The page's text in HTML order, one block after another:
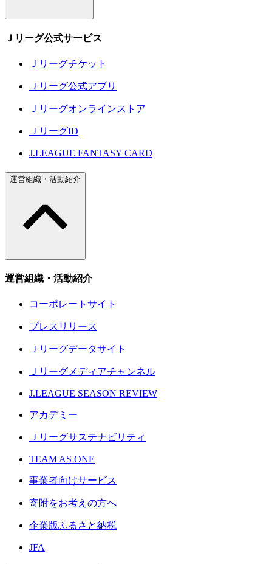
Ｊリーグ公式サービス
Ｊリーグチケット
Ｊリーグ公式アプリ
Ｊリーグオンラインストア
ＪリーグID
J.LEAGUE FANTASY CARD
運営組織・活動紹介
運営組織・活動紹介
コーポレートサイト
プレスリリース
Ｊリーグデータサイト
Ｊリーグメディアチャンネル
J.LEAGUE SEASON REVIEW
アカデミー
Ｊリーグサステナビリティ
TEAM AS ONE
事業者向けサービス
寄附をお考えの方へ
企業版ふるさと納税
JFA